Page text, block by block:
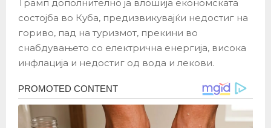
Трамп дополнително ја влошија економската
состојба во Куба, предизвикувајќи недостиг на
гориво, пад на туризмот, прекини во
снабдувањето со електрична енергија, висока
инфлација и недостиг од вода и лекови.